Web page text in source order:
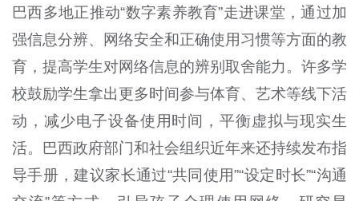
巴西多地正推动“数字素养教育”走进课堂，通过加
强信息分辨、网络安全和正确使用习惯等方面的教
育，提高学生对网络信息的辨别取舍能力。许多学
校鼓励学生拿出更多时间参与体育、艺术等线下活
动，减少电子设备使用时间，平衡虚拟与现实生
活。巴西政府部门和社会组织近年来还持续发布指
导手册，建议家长通过“共同使用”“设定时长”“沟通